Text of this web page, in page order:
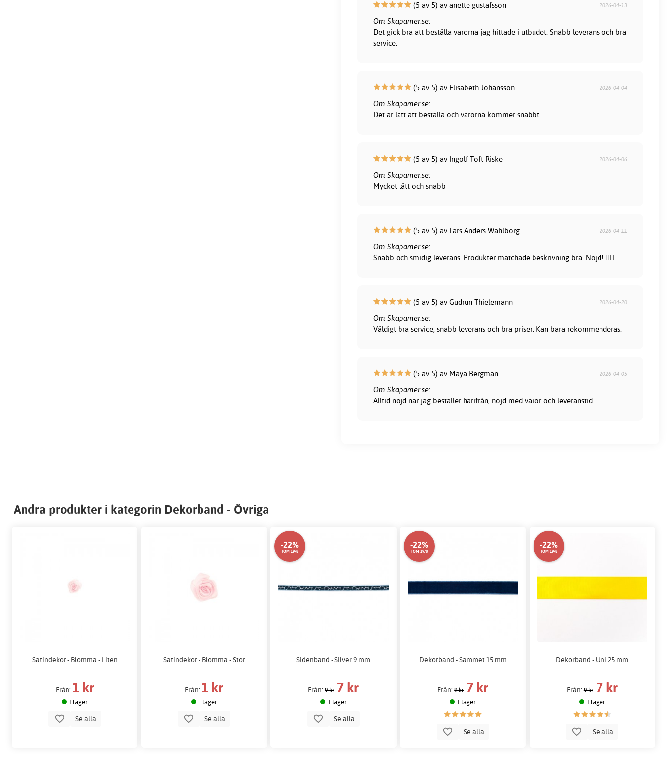
(5 av 5) av anette gustafsson 2026-04-13
Om Skapamer.se:
Det gick bra att beställa varorna jag hittade i utbudet. Snabb leverans och bra
service.
(5 av 5) av Elisabeth Johansson 2026-04-04
Om Skapamer.se:
Det är lätt att beställa och varorna kommer snabbt.
(5 av 5) av Ingolf Toft Riske 2026-04-06
Om Skapamer.se:
Mycket lätt och snabb
(5 av 5) av Lars Anders Wahlborg 2026-04-11
Om Skapamer.se:
Snabb och smidig leverans. Produkter matchade beskrivning bra. Nöjd! 👍🏻
(5 av 5) av Gudrun Thielemann 2026-04-20
Om Skapamer.se:
Väldigt bra service, snabb leverans och bra priser. Kan bara rekommenderas.
(5 av 5) av Maya Bergman 2026-04-05
Om Skapamer.se:
Alltid nöjd när jag beställer härifrån, nöjd med varor och leveranstid
Andra produkter i kategorin Dekorband - Övriga
Satindekor - Blomma - Liten
Från: 1 kr
I lager
Se alla
Satindekor - Blomma - Stor
Från: 1 kr
I lager
Se alla
-22%
TOM 19/8
Sidenband - Silver 9 mm
Från:9 kr 7 kr
I lager
Se alla
-22%
TOM 19/8
Dekorband - Sammet 15 mm
Från:9 kr 7 kr
I lager
Se alla
-22%
TOM 19/8
Dekorband - Uni 25 mm
Från:9 kr 7 kr
I lager
Se alla